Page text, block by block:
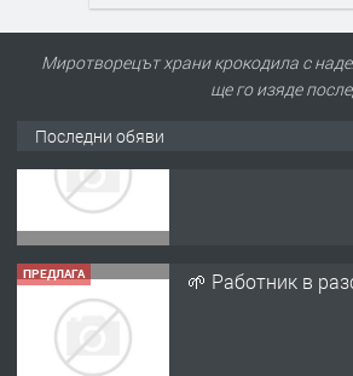
Миротворецът храни крокодила с
ще го изяде
Последни обяви
ПРЕДЛАГА
ПРЕДЛАГА